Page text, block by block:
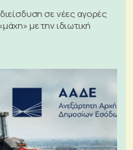
σε νέες αγορές
με την ιδιωτική